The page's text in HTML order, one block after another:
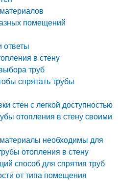
помещений
в стену
труб
спрятать трубы
стен с легкой доступностью
отопления в стену своими
необходимы для
отопления в стену
способ для спрятия труб
от типа помещения